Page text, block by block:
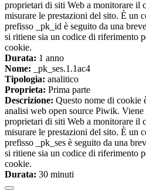
proprietari di siti Web a monitorare il
misurare le prestazioni del sito. È un
prefisso _pk_id è seguito da una
si ritiene sia un codice di riferimento
cookie.
Durata: 1 anno
Nome: _pk_ses.1.1ac4
Tipologia: analitico
Proprieta: Prima parte
Descrizione: Questo nome di cookie
analisi web open source Piwik.
proprietari di siti Web a monitorare il
misurare le prestazioni del sito. È un
prefisso _pk_ses è seguito da una
si ritiene sia un codice di riferimento
cookie.
Durata: 30 minuti